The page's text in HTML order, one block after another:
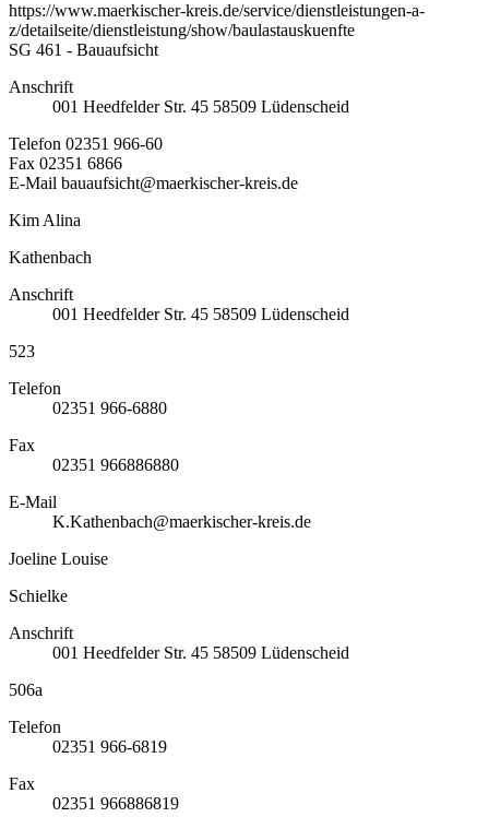
https://www.maerkischer-kreis.de/service/dienstleistungen-a-
z/detailseite/dienstleistung/show/baulastauskuenfte
SG 461 - Bauaufsicht
Anschrift
001 Heedfelder Str. 45 58509 Lüdenscheid
Telefon 02351 966-60
Fax 02351 6866
E-Mail bauaufsicht@maerkischer-kreis.de
Kim Alina
Kathenbach
Anschrift
001 Heedfelder Str. 45 58509 Lüdenscheid
523
Telefon
02351 966-6880
Fax
02351 966886880
E-Mail
K.Kathenbach@maerkischer-kreis.de
Joeline Louise
Schielke
Anschrift
001 Heedfelder Str. 45 58509 Lüdenscheid
506a
Telefon
02351 966-6819
Fax
02351 966886819